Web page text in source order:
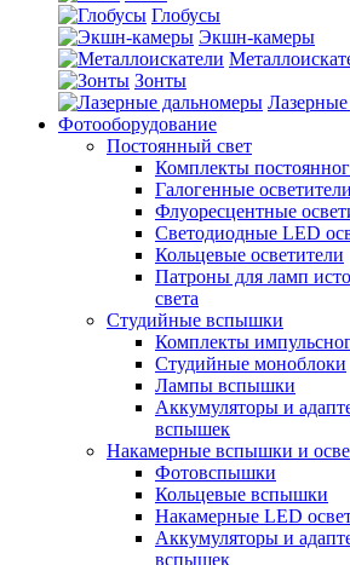
Глобусы
Экшн-камеры
Зонты
Фотооборудование
Постоянный свет
Комплекты
Галогенные осветители
Флуоресцентные
Светодиодные LED
Кольцевые осветители
Патроны для ламп
света
Студийные вспышки
Комплекты
Студийные моноблоки
Лампы вспышки
Аккумуляторы и
вспышек
Накамерные вспышки и
Фотовспышки
Кольцевые вспышки
Накамерные LED
Аккумуляторы и
вспышек